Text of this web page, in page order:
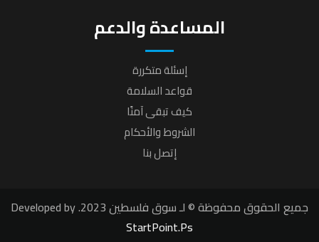
المساعدة والدعم
إسئلة متكررة
قواعد السلامة
كيف تبقى آمنًا
الشروط والأحكام
إتصل بنا
جميع الحقوق محفوظة © لـ سوق فلسطين 2023. Developed by
StartPoint.Ps